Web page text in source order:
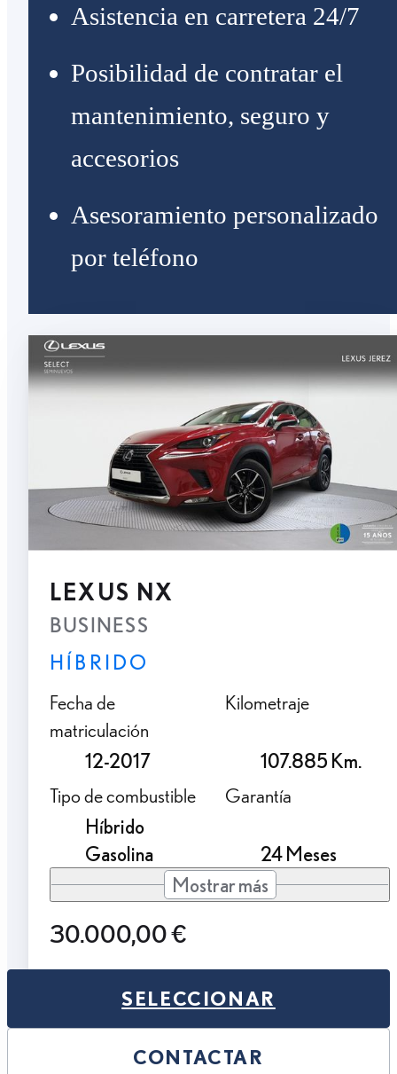
Asistencia en carretera 24/7
Posibilidad de contratar el
mantenimiento, seguro y
accesorios
Asesoramiento personalizado
por teléfono
LEXUS NX
BUSINESS
HÍBRIDO
Fecha de
matriculación
12-2017
Kilometraje
107.885 Km.
Tipo de combustible
Híbrido
Gasolina
Garantía
24 Meses
Mostrar más
30.000,00 €
SELECCIONAR
CONTACTAR